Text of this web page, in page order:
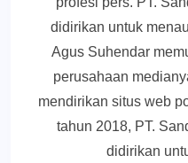
didirikan untuk
Agus Suhendar
perusahaan
mendirikan situs web
tahun 2018, PT.
didirikan